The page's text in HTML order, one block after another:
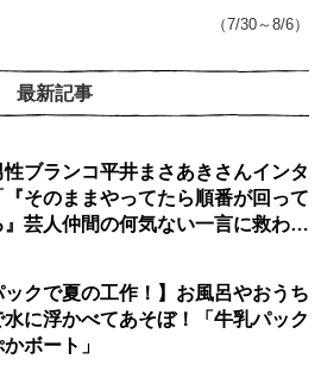
（7/30～8/6）
最新記事
ブランコ平井まさあきさんインタ
『そのままやってたら順番が回って
』芸人仲間の何気ない一言に救われ
ックで夏の工作！】お風呂やおうち
水に浮かべてあそぼ！「牛乳パック
ボート」